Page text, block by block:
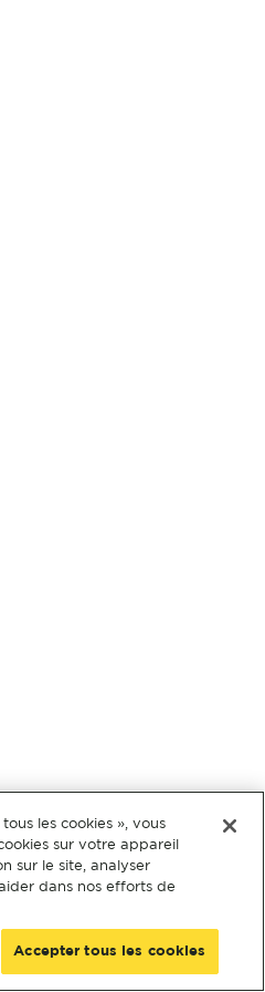
les cookies », vous
sur votre appareil
sur le site, analyser
dans nos efforts de
Accepter tous les cookies